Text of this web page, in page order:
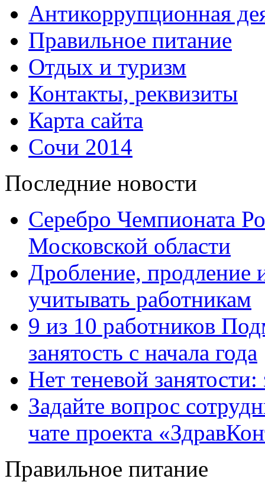
Антикоррупционная
Правильное питание
Отдых и туризм
Контакты, реквизиты
Карта сайта
Сочи 2014
Последние новости
Серебро Чемпионата
Московской области
Дробление, продление
учитывать работникам
9 из 10 работников
занятость с начала года
Нет теневой
Задайте вопрос
чате проекта
Правильное питание